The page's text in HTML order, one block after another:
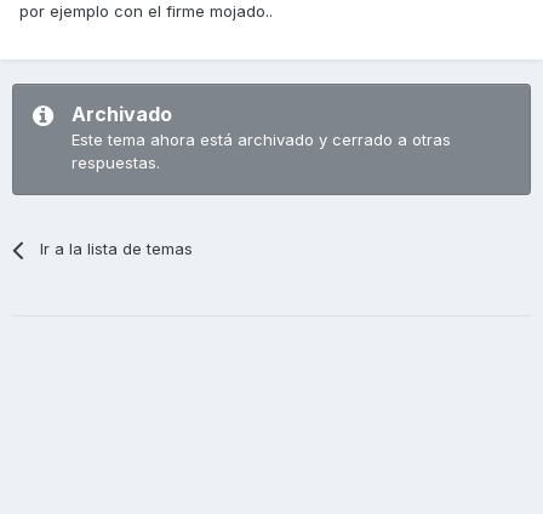
por ejemplo con el firme mojado..
Archivado
Este tema ahora está archivado y cerrado a otras
respuestas.
Ir a la lista de temas